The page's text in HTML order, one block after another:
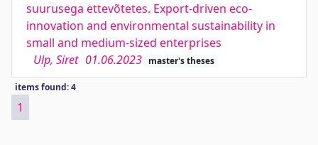
suurusega ettevõtetes. Export-driven eco-
innovation and environmental sustainability in
small and medium-sized enterprises
Ulp, Siret 01.06.2023 master's theses
items found: 4
1